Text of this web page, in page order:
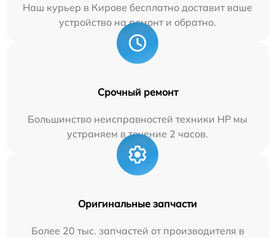
Наш курьер в Кирове бесплатно доставит ваше
устройство на ремонт и обратно.
Срочный ремонт
Большинство неисправностей техники HP мы
устраняем в течение 2 часов.
Оригинальные запчасти
Более 20 тыс. запчастей от производителя в